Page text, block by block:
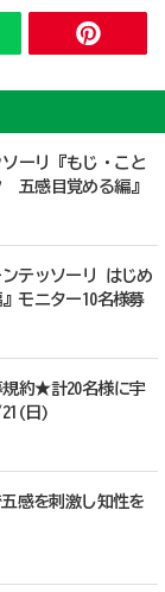
ーリ『もじ・こと
五感目覚める編』
テッソーリ はじめ
モニター10名様募
約★計20名様に宇
日)
感を刺激し知性を